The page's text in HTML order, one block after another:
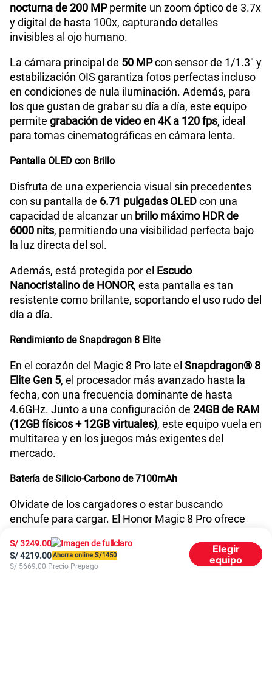
Paga solo
200GBen alta velocidad
S/289.90
Ver menos planes
nocturna de 200 MPpermite un zoom óptico de 3.7x
y digital de hasta 100x, capturando detalles
invisibles al ojo humano.
La cámara principal de 50 MPcon sensor de 1/1.3" y
estabilización OIS garantiza fotos perfectas incluso
en condiciones de nula iluminación. Además, para
los que gustan de grabar su día a día, este equipo
permite grabación de video en 4K a 120 fps, ideal
para tomas cinematográficas en cámara lenta.
Pantalla OLED con Brillo
Disfruta de una experiencia visual sin precedentes
con su pantalla de 6.71 pulgadas OLEDcon una
capacidad de alcanzar un brillo máximo HDR de
6000 nits, permitiendo una visibilidad perfecta bajo
la luz directa del sol.
Además, está protegida por el Escudo
Nanocristalino de HONOR, esta pantalla es tan
resistente como brillante, soportando el uso rudo del
día a día.
Rendimiento de Snapdragon 8 Elite
En el corazón del Magic 8 Pro late el Snapdragon® 8
Elite Gen 5, el procesador más avanzado hasta la
fecha, con una frecuencia dominante de hasta
4.6GHz. Junto a una configuración de 24GB de RAM
(12GB físicos + 12GB virtuales), este equipo vuela en
multitarea y en los juegos más exigentes del
mercado.
Batería de Silicio-Carbono de 7100mAh
Olvídate de los cargadores o estar buscando
enchufe para cargar. El Honor Magic 8 Pro ofrece
silicio-carbono de 7100 mAh. Y cuando necesites
energía, suHONOR SuperCharge de 100Wpor cable
S/3249.00
S/4219.00Ahorra online S/1450
S/ 5669.00 Precio Prepago
Elegir
equipo